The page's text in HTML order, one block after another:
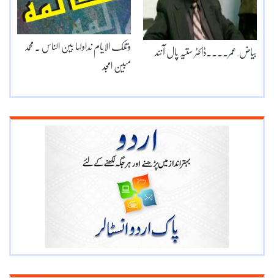
وتلک الایام نداولہا بین الناس ۔ محمد
مبین امجد
بیاض ِ عمر۔۔۔۔ڈاکٹر ستیہ پال آنند